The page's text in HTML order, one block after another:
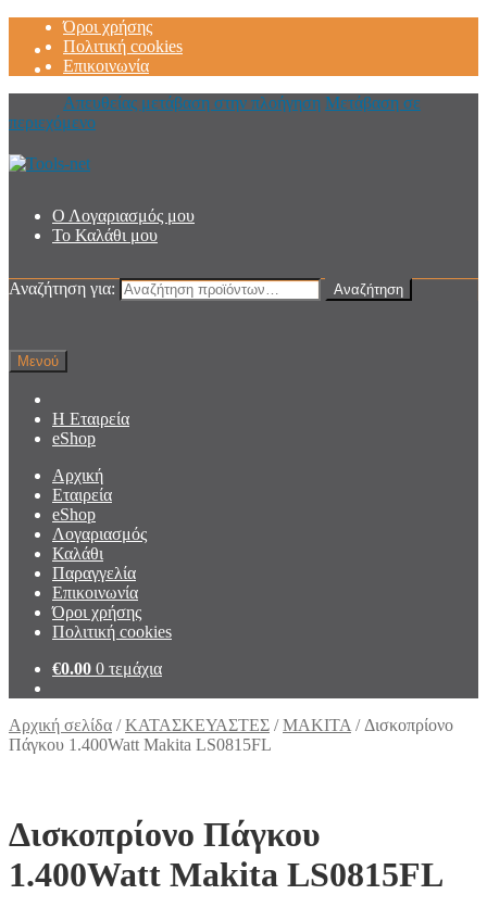
Όροι χρήσης
Πολιτική cookies
Επικοινωνία
Απευθείας μετάβαση στην πλοήγηση Μετάβαση σε
περιεχόμενο
Ο Λογαριασμός μου
Το Καλάθι μου
Αναζήτηση για: Αναζήτηση
Μενού
Η Εταιρεία
eShop
Αρχική
Εταιρεία
eShop
Λογαριασμός
Καλάθι
Παραγγελία
Επικοινωνία
Όροι χρήσης
Πολιτική cookies
€0.00 0 τεμάχια
Αρχική σελίδα /ΚΑΤΑΣΚΕΥΑΣΤΕΣ /MAKITA / Δισκοπρίονο
Πάγκου 1.400Watt Makita LS0815FL
Δισκοπρίονο Πάγκου
1.400Watt Makita LS0815FL